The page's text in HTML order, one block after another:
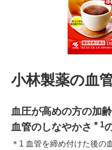
小林製薬の血
血圧が高めの方の加
血管のしなやかさ ＊1
＊1 血管を締め付けた後の